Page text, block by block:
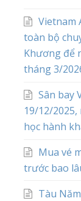
Vietnam
toàn bộ
Khương để
tháng 3/
Sân bay
19/12/
học hành
Mua vé
trước bao
Tàu